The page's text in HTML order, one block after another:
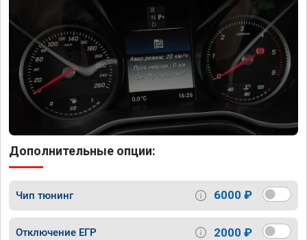
Дополнительные опции:
Чип тюнинг 6000 ₽
Отключение ЕГР 2000 ₽